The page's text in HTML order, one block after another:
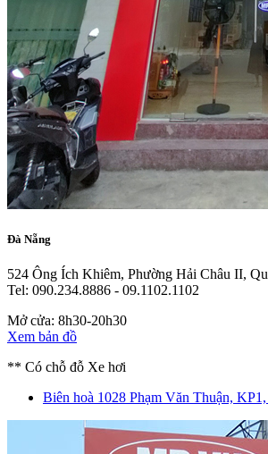
Đà Nẵng
524 Ông Ích Khiêm, Phường Hải Châu II,
Tel: 090.234.8886 - 09.1102.1102
Mở cửa: 8h30-20h30
Xem bản đồ
** Có chỗ đỗ Xe hơi
Biên hoà 1028 Phạm Văn Thuận,